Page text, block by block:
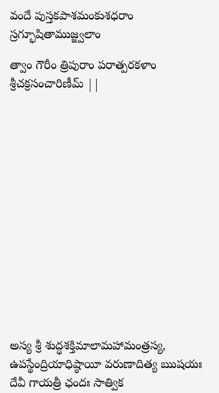
వందే పుస్తకపాశమంకుశధరాం
స్రగ్భూషితాముజ్జ్వలాం
త్వాం గౌరీం త్రిపురాం పరాత్పరకళాం
శ్రీచక్రసంచారిణీమ్ ||
అస్య శ్రీ శుద్ధశక్తిమాలామహామంత్రస్య,
ఉపస్థేంద్రియాధిష్ఠాయీ వరుణాదిత్య ఋషయః
దేవీ గాయత్రీ ఛందః సాత్విక